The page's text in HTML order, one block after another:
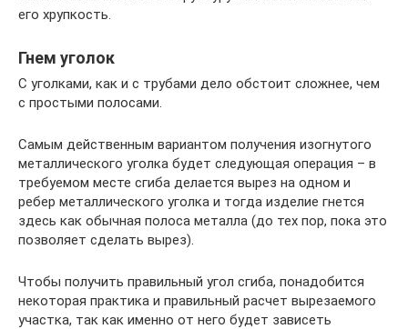
его хрупкость.
Гнем уголок
С уголками, как и с трубами дело обстоит сложнее, чем
с простыми полосами.
Самым действенным вариантом получения изогнутого
металлического уголка будет следующая операция – в
требуемом месте сгиба делается вырез на одном и
ребер металлического уголка и тогда изделие гнется
здесь как обычная полоса металла (до тех пор, пока это
позволяет сделать вырез).
Чтобы получить правильный угол сгиба, понадобится
некоторая практика и правильный расчет вырезаемого
участка, так как именно от него будет зависеть